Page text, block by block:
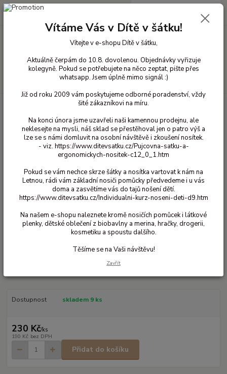
+420 603 818 836
0 Kč
Vlněné oblečení pro děti Rukavice vlna
Celavi prstové rukavice - Béžové
7/12 let
Dostupnost skladem 9 ks
230 Kč/ks
190 Kč bez DPH
Přidat do košíku
Vítáme Vás v Dítě v šátku!
Vítejte v e-shopu Dítě v šátku,
Aktuálně čerpám do 10.8. dovolenou. Objednávky vyřizuje
kolegyně. Pokud se potřebujete na něco zeptat, pište přes
whatsapp. Jsem úplně mimo signál :)
Již od roku 2009 vám poskytujeme odborné poradenství, vždy
šité zákazníkovi na míru.
Na konci února jsme uzavřeli naši kamennou prodejnu, ale
neklesejte na mysli, náš sklad se přestěhoval jen o patro výš a
lze se s námi domluvit na osobní návštěvě i zkoušení nosítek.
- viz. https://www.ditevsatku.cz/Pujcovna-satku-a-
ergonomickych-nositek-c12_0_1.htm
Pokud se vám nechce skrze šátky a nosítka vartovat k nám na
Letnou, rádi vám základní nosiči pomůcky předvedeme i u vás
doma a zasvětíme vás do tajů nošení dětí.
https://www.ditevsatku.cz/Individualni-kurz-noseni-deti-d9.htm
Na našem e-shopu naleznete kromě nosičích pomůcek i látkové
plenky, dětské oblečení z biobavlny a merina, hračky, drogerii,
kosmetiku a spoustu dalšího.
Těšíme se na Vaši návštěvu!
Zavřít